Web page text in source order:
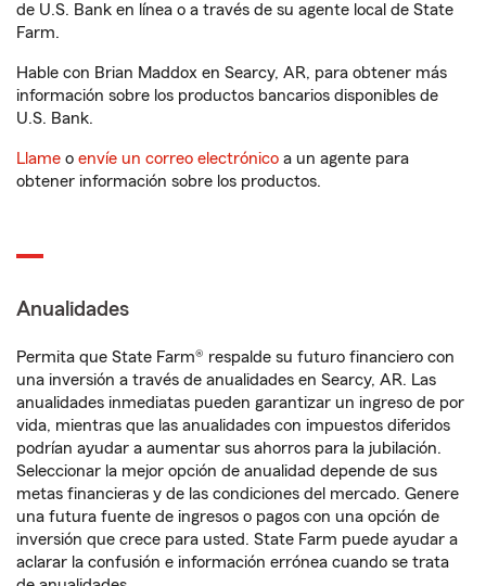
de U.S. Bank en línea o a través de su agente local de State
Farm.
Hable con Brian Maddox en Searcy, AR, para obtener más
información sobre los productos bancarios disponibles de
U.S. Bank.
Llame o envíe un correo electrónico a un agente para
obtener información sobre los productos.
Anualidades
Permita que State Farm® respalde su futuro financiero con
una inversión a través de anualidades en Searcy, AR. Las
anualidades inmediatas pueden garantizar un ingreso de por
vida, mientras que las anualidades con impuestos diferidos
podrían ayudar a aumentar sus ahorros para la jubilación.
Seleccionar la mejor opción de anualidad depende de sus
metas financieras y de las condiciones del mercado. Genere
una futura fuente de ingresos o pagos con una opción de
inversión que crece para usted. State Farm puede ayudar a
aclarar la confusión e información errónea cuando se trata